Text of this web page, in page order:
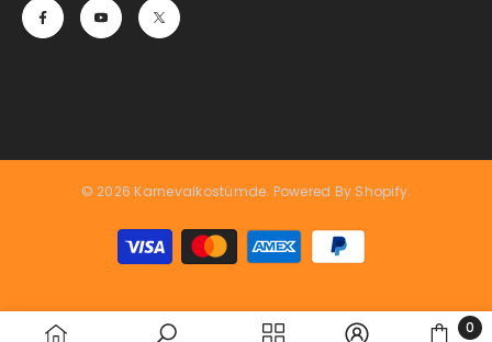
© 2026 Karnevalkostümde. Powered By Shopify.
Zahlungsarten
0